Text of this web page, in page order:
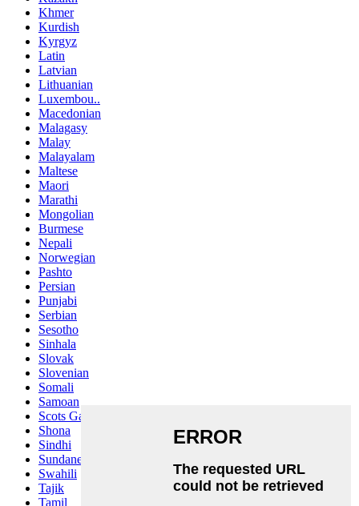
Khmer
Kurdish
Kyrgyz
Latin
Latvian
Lithuanian
Luxembou..
Macedonian
Malagasy
Malay
Malayalam
Maltese
Maori
Marathi
Mongolian
Burmese
Nepali
Norwegian
Pashto
Persian
Punjabi
Serbian
Sesotho
Sinhala
Slovak
Slovenian
Somali
Samoan
Scots Gaelic
Shona
Sindhi
Sundanese
Swahili
Tajik
Tamil